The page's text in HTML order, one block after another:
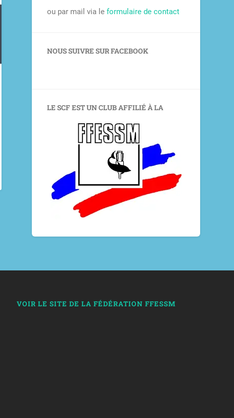
ou par mail via leformulaire de contact
NOUS SUIVRE SUR FACEBOOK
LE SCF EST UN CLUB AFFILIÉ À LA
VOIR LE SITE DE LA FÉDÉRATION FFESSM